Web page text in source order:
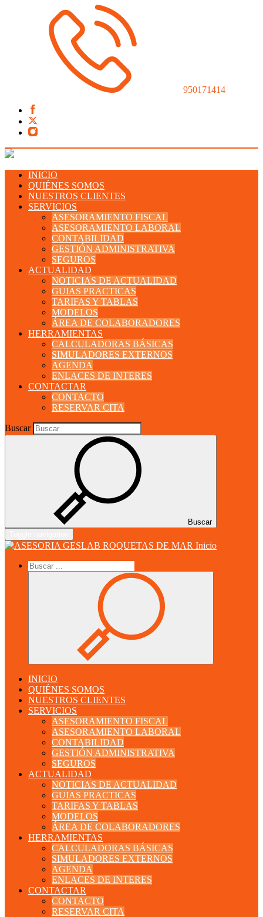
950171414
INICIO
QUIÉNES SOMOS
NUESTROS CLIENTES
SERVICIOS
ASESORAMIENTO FISCAL
ASESORAMIENTO LABORAL
CONTABILIDAD
GESTIÓN ADMINISTRATIVA
SEGUROS
ACTUALIDAD
NOTICIAS DE ACTUALIDAD
GUIAS PRACTICAS
TARIFAS Y TABLAS
MODELOS
ÁREA DE COLABORADORES
HERRAMIENTAS
CALCULADORAS BÁSICAS
SIMULADORES EXTERNOS
AGENDA
ENLACES DE INTERES
CONTACTAR
CONTACTO
RESERVAR CITA
Buscar
Buscar
Inicio
INICIO
QUIÉNES SOMOS
NUESTROS CLIENTES
SERVICIOS
ASESORAMIENTO FISCAL
ASESORAMIENTO LABORAL
CONTABILIDAD
GESTIÓN ADMINISTRATIVA
SEGUROS
ACTUALIDAD
NOTICIAS DE ACTUALIDAD
GUIAS PRACTICAS
TARIFAS Y TABLAS
MODELOS
ÁREA DE COLABORADORES
HERRAMIENTAS
CALCULADORAS BÁSICAS
SIMULADORES EXTERNOS
AGENDA
ENLACES DE INTERES
CONTACTAR
CONTACTO
RESERVAR CITA